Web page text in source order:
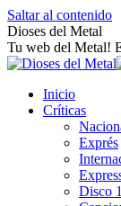
Saltar al contenido
Dioses del Metal
Tu web del Metal!
Inicio
Críticas
Exprés
Disco